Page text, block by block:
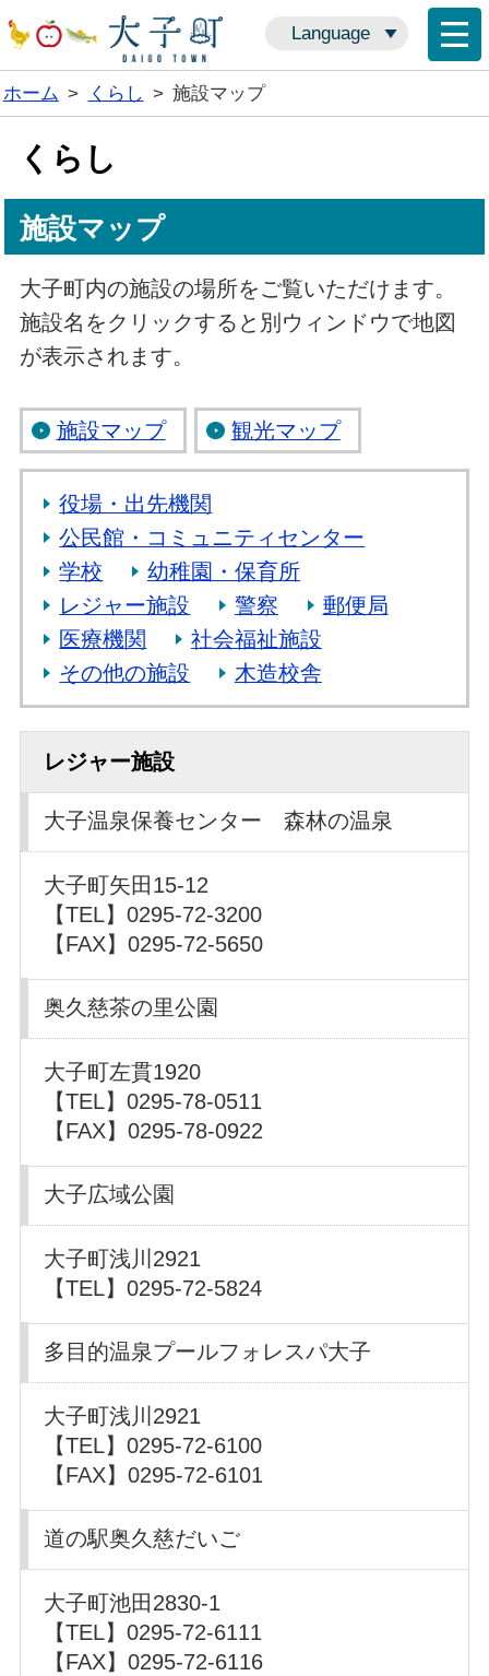
Language
ホーム > くらし > 施設マップ
くらし
施設マップ
大子町内の施設の場所をご覧いただけます。
施設名をクリックすると別ウィンドウで地図
が表示されます。
施設マップ 観光マップ
役場・出先機関
公民館・コミュニティセンター
学校
幼稚園・保育所
レジャー施設
警察
郵便局
医療機関
社会福祉施設
その他の施設
木造校舎
レジャー施設
大子温泉保養センター 森林の温泉
大子町矢田15-12
【TEL】0295-72-3200
【FAX】0295-72-5650
奥久慈茶の里公園
大子町左貫1920
【TEL】0295-78-0511
【FAX】0295-78-0922
大子広域公園
大子町浅川2921
【TEL】0295-72-5824
多目的温泉プールフォレスパ大子
大子町浅川2921
【TEL】0295-72-6100
【FAX】0295-72-6101
道の駅奥久慈だいご
大子町池田2830-1
【TEL】0295-72-6111
【FAX】0295-72-6116